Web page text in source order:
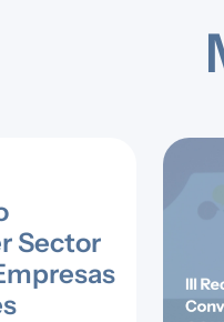
Sector